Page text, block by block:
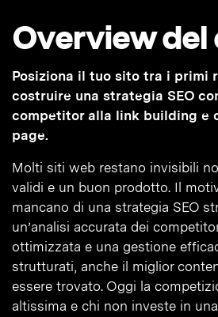
Overview del
Posiziona il tuo sito tra i primi
costruire una strategia SEO
competitor alla link building e
page.
Molti siti web restano invisibili
validi e un buon prodotto. Il
mancano di una strategia SEO
un’analisi accurata dei
ottimizzata e una gestione
strutturati, anche il miglior
essere trovato. Oggi la
altissima e chi non investe in